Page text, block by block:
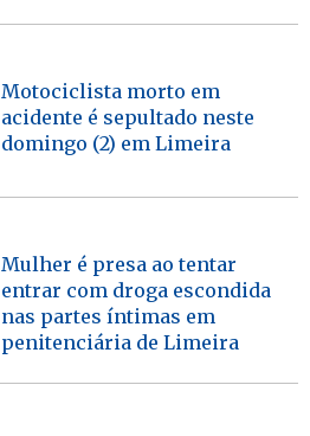
Motociclista morto em
acidente é sepultado neste
domingo (2) em Limeira
Mulher é presa ao tentar
entrar com droga escondida
nas partes íntimas em
penitenciária de Limeira